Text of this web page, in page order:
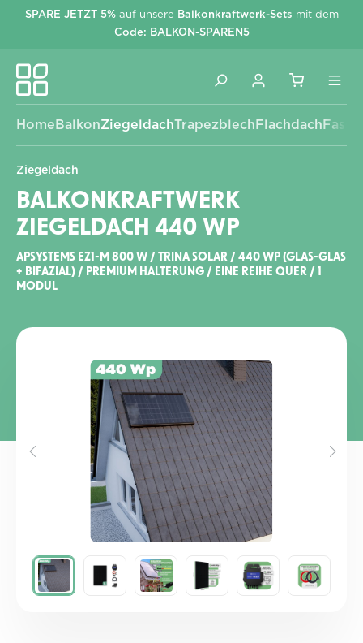
springen
SPARE JETZT 5%auf unsere Balkonkraftwerk-Sets mit dem
Code: BALKON-SPAREN5
Home BalkonZiegeldachTrapezblech Flachdach
Ziegeldach
BALKONKRAFTWERK
ZIEGELDACH 440 WP
APSYSTEMS EZ1-M 800 W / TRINA SOLAR / 440 WP (GLAS-GLAS
+ BIFAZIAL) / PREMIUM HALTERUNG / EINE REIHE QUER / 1
MODUL
Bildergalerie überspringen